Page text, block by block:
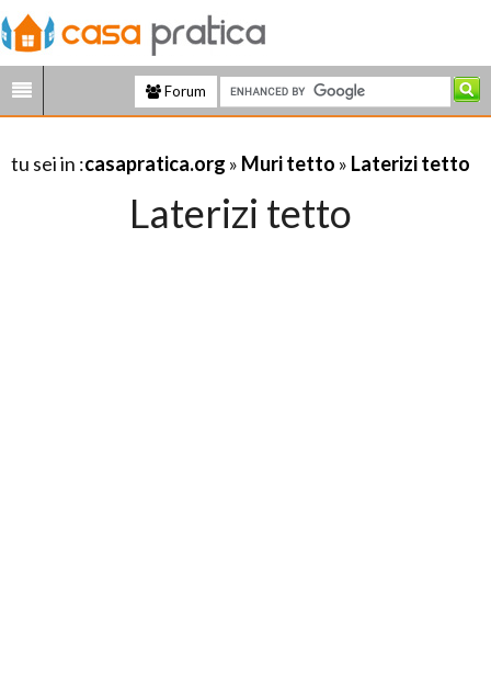
Forum
tu sei in :casapratica.org » Muri tetto » Laterizi tetto
Laterizi tetto